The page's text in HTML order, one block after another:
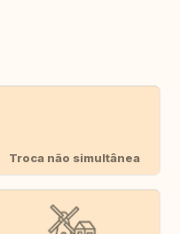
Troca não simultânea